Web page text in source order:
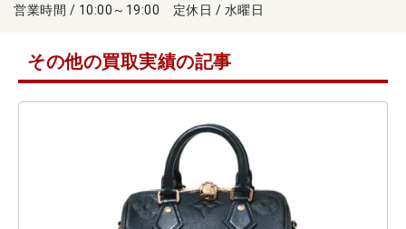
営業時間 / 10:00～19:00 定休日 / 水曜日
その他の買取実績の記事